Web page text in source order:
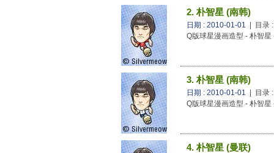
2. 朴智星 (南韩)
日期 : 2010-01-01 | 目录
Q版球星漫画造型 - 朴智星
3. 朴智星 (南韩)
日期 : 2010-01-01 | 目录
Q版球星漫画造型 - 朴智星
4. 朴智星 (曼联)